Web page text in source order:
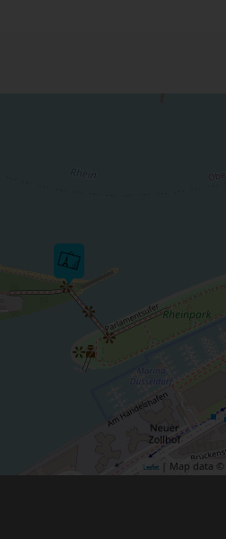
Leaflet | Map data ©